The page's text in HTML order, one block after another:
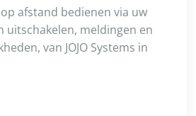
afstand bedienen via uw
uitschakelen, meldingen en
van JOJO Systems in